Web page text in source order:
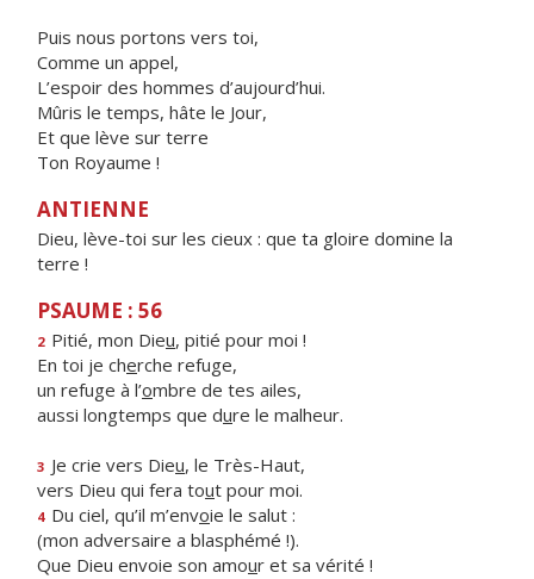
Puis nous portons vers toi,
Comme un appel,
L’espoir des hommes d’aujourd’hui.
Mûris le temps, hâte le Jour,
Et que lève sur terre
Ton Royaume !
ANTIENNE
Dieu, lève-toi sur les cieux : que ta gloire domine la
terre !
PSAUME : 56
2 Pitié, mon Dieu, pitié pour moi !
En toi je cherche refuge,
un refuge à l’ombre de tes ailes,
aussi longtemps que dure le malheur.
3 Je crie vers Dieu, le Très-Haut,
vers Dieu qui fera tout pour moi.
4 Du ciel, qu’il m’envoie le salut :
(mon adversaire a blasphémé !).
Que Dieu envoie son amour et sa vérité !